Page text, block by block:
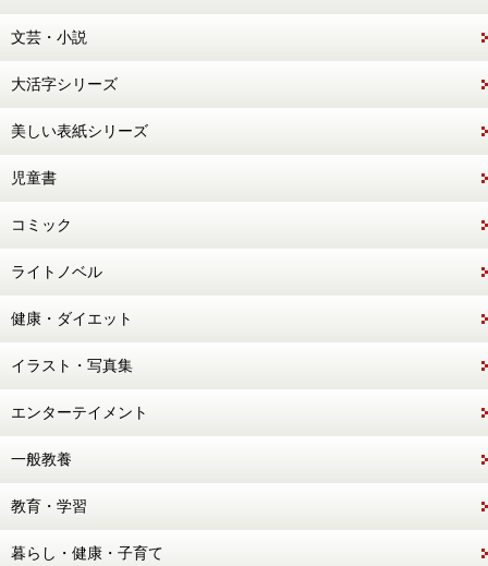
文芸・小説
大活字シリーズ
美しい表紙シリーズ
児童書
コミック
ライトノベル
健康・ダイエット
イラスト・写真集
エンターテイメント
一般教養
教育・学習
暮らし・健康・子育て